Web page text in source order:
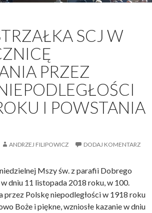
o
s
k
c
h
w
L
u
i
i
e
SCJ W
PRZEZ
I POWSTANIA
ANDRZEJ FILIPOWICZ DODAJ KOMENTARZ
Mszy św. z parafii Dobrego
dniu 11 listopada 2018 roku, w 100.
przez Polskę niepodległości w 1918 roku
Boże i piękne, wzniosłe kazanie w dniu